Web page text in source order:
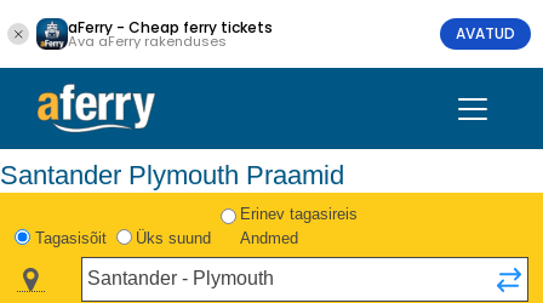
aFerry - Cheap ferry tickets
Ava aFerry rakenduses AVATUD
Santander Plymouth Praamid
Tagasisõit Üks suund
Erinev tagasireis
Andmed